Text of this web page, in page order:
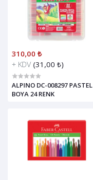
310,00 ₺
+ KDV (31,00 ₺)
ALPINO DC-008297 PASTEL
BOYA 24 RENK